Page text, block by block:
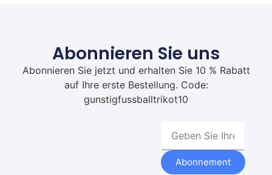
Abonnieren Sie uns
Abonnieren Sie jetzt und erhalten Sie 10 % Rabatt
auf Ihre erste Bestellung. Code:
gunstigfussballtrikot10
Abonnement